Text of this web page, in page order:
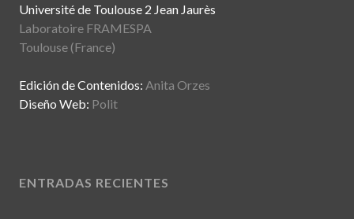
Université de Toulouse 2 Jean Jaurès
Laboratoire FRAMESPA
Toulouse (France)
Edición de Contenidos: Anita Orzes
Diseño Web: Polit
ENTRADAS RECIENTES